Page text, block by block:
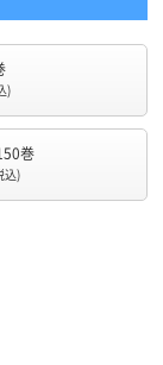
)
巻
込)